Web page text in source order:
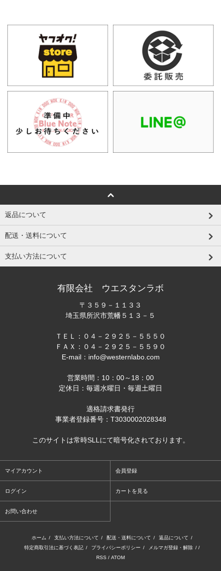
返品について
配送・送料について
支払い方法について
有限会社 ウエスタンラボ
〒３５９－１１３３
埼玉県所沢市荒幡５１３－５
ＴＥＬ：０４－２９２５－５５５０
ＦＡＸ：０４－２９２５－５５９０
E-mail：info@westernlabo.com
営業時間：10：00～18：00
定休日：毎週水曜日・毎週土曜日
適格請求書発行
事業者登録番号：T3030002028348
このサイトは常時SLLにて暗号化されております。
マイアカウント 会員登録
ログイン カートを見る
お問い合わせ
ホーム / 支払い方法について / 配送・送料について / 返品について /
特定商取引法に基づく表記 / プライバシーポリシー / メルマガ登録・解除 / /
RSS / ATOM